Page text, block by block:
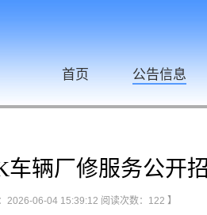
首页 公告信息
车辆厂修服务公开
2026-06-04 15:39:12 阅读次数： 122 】